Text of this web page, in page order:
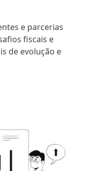
e parcerias
fiscais e
de evolução e